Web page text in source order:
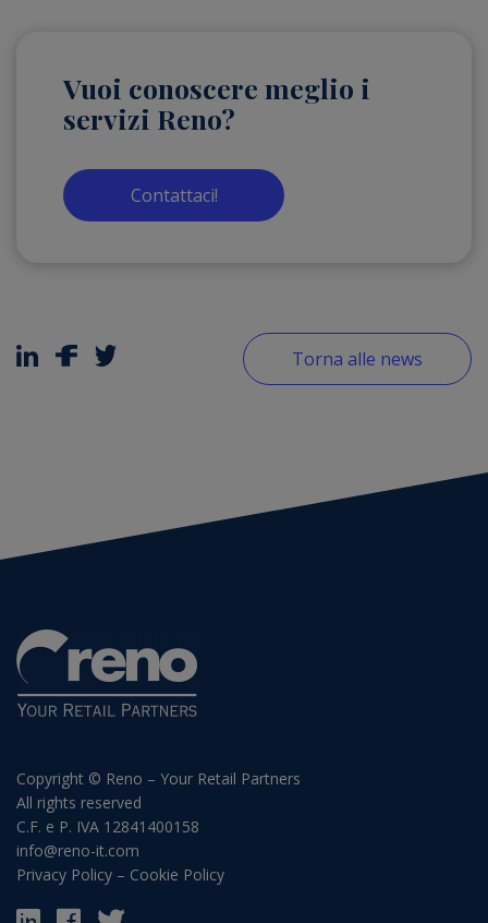
Vuoi conoscere meglio i
servizi Reno?
Contattaci!
Torna alle news
Copyright © Reno – Your Retail Partners
All rights reserved
C.F. e P. IVA 12841400158
info@reno-it.com
Privacy Policy – Cookie Policy